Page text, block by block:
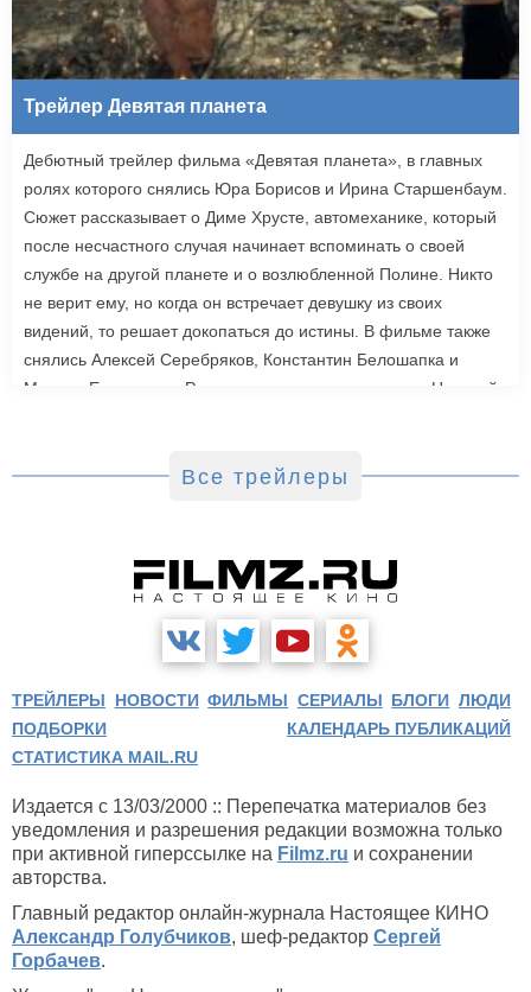
Трейлер Девятая планета
Дебютный трейлер фильма «Девятая планета», в главных
ролях которого снялись Юра Борисов и Ирина Старшенбаум.
Сюжет рассказывает о Диме Хрусте, автомеханике, который
после несчастного случая начинает вспоминать о своей
службе на другой планете и о возлюбленной Полине. Никто
не верит ему, но когда он встречает девушку из своих
видений, то решает докопаться до истины. В фильме также
снялись Алексей Серебряков, Константин Белошапка и
Максим Емельянов. Режиссером картины выступил Николай
Все трейлеры
ТРЕЙЛЕРЫ НОВОСТИ ФИЛЬМЫ СЕРИАЛЫ БЛОГИ ЛЮДИ
ПОДБОРКИ
КАЛЕНДАРЬ ПУБЛИКАЦИЙ
СТАТИСТИКА MAIL.RU
Издается с 13/03/2000 :: Перепечатка материалов без
уведомления и разрешения редакции возможна только
при активной гиперссылке на Filmz.ru и сохранении
авторства.
Главный редактор онлайн-журнала Настоящее КИНО
Александр Голубчиков, шеф-редактор Сергей
Горбачев.